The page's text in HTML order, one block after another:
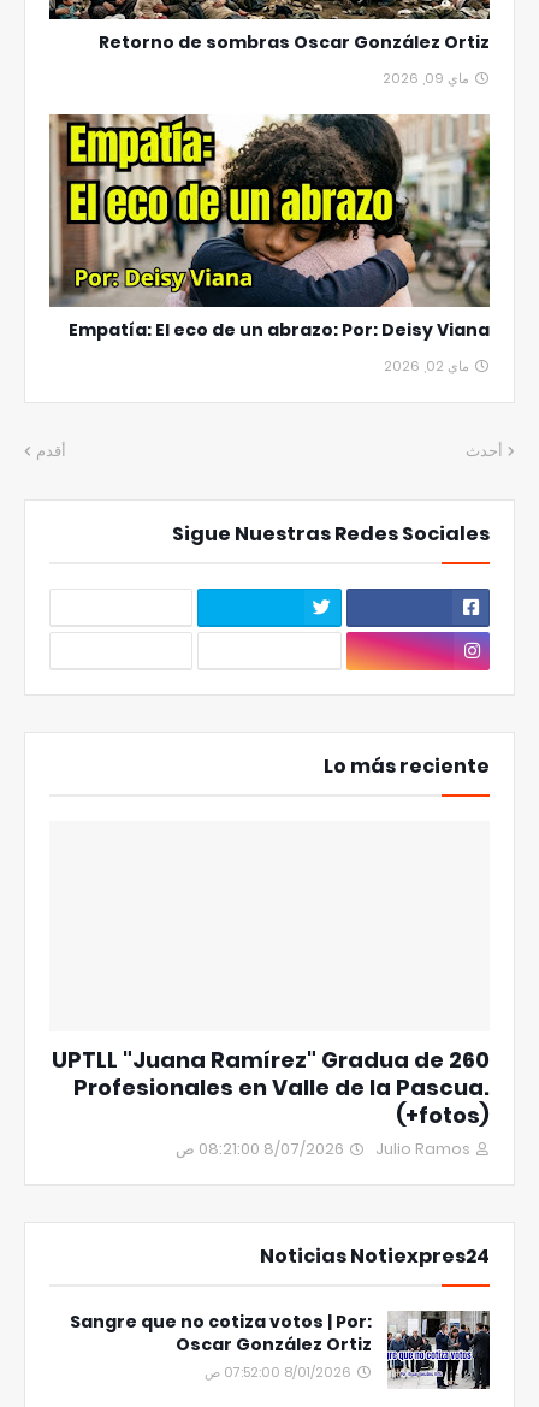
Retorno de sombras Oscar González Ortiz
ماي 09, 2026
Empatía: El eco de un abrazo: Por: Deisy Viana
ماي 02, 2026
أحدث أقدم
Sigue Nuestras Redes Sociales
Lo más reciente
UPTLL "Juana Ramírez" Gradua de 260
Profesionales en Valle de la Pascua.
(+fotos)
Julio Ramos 8/07/2026 08:21:00 ص
Noticias Notiexpres24
Sangre que no cotiza votos | Por:
Oscar González Ortiz
8/01/2026 07:52:00 ص